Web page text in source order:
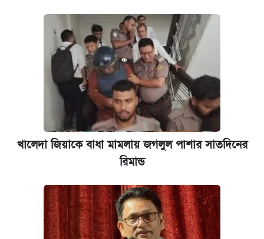
খালেদা জিয়াকে বাধা মামলায় জগলুল পাশার সাতদিনের
রিমান্ড